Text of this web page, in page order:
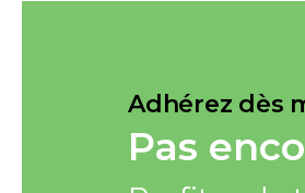
Adhérez dès
Pas